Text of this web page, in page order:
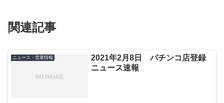
関連記事
ニュース・営業情報
2021年2月8日 パチンコ店登録
ニュース速報